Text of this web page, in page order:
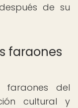
de su
faraones
faraones del
cultural y